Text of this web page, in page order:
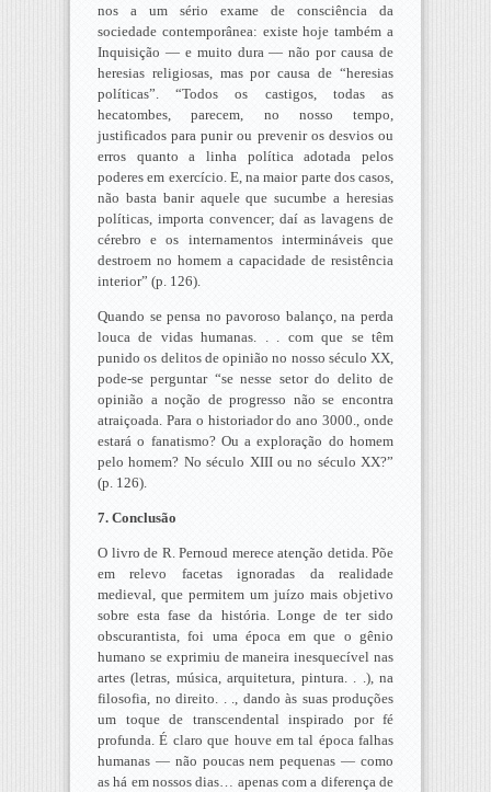
nos a um sério exame de consciência da
sociedade contemporânea: existe hoje também a
Inquisição — e muito dura — não por causa de
heresias religiosas, mas por causa de “heresias
políticas”. “Todos os castigos, todas as
hecatombes, parecem, no nosso tempo,
justificados para punir ou prevenir os desvios ou
erros quanto a linha política adotada pelos
poderes em exercício. E, na maior parte dos casos,
não basta banir aquele que sucumbe a heresias
políticas, importa convencer; daí as lavagens de
cérebro e os internamentos intermináveis que
destroem no homem a capacidade de resistência
interior” (p. 126).
Quando se pensa no pavoroso balanço, na perda
louca de vidas humanas. . . com que se têm
punido os delitos de opinião no nosso século XX,
pode-se perguntar “se nesse setor do delito de
opinião a noção de progresso não se encontra
atraiçoada. Para o historiador do ano 3000., onde
estará o fanatismo? Ou a exploração do homem
pelo homem? No século XIII ou no século XX?”
(p. 126).
7. Conclusão
O livro de R. Pernoud merece atenção detida. Põe
em relevo facetas ignoradas da realidade
medieval, que permitem um juízo mais objetivo
sobre esta fase da história. Longe de ter sido
obscurantista, foi uma época em que o gênio
humano se exprimiu de maneira inesquecível nas
artes (letras, música, arquitetura, pintura. . .), na
filosofia, no direito. . ., dando às suas produções
um toque de transcendental inspirado por fé
profunda. É claro que houve em tal época falhas
humanas — não poucas nem pequenas — como
as há em nossos dias… apenas com a diferença de